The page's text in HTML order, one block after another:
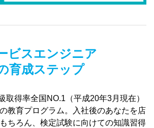
ビスエンジニア
育成ステップ
取得率全国NO.1（平成20年3月現在）
教育プログラム。入社後のあなたを店
ちろん、検定試験に向けての知識習得